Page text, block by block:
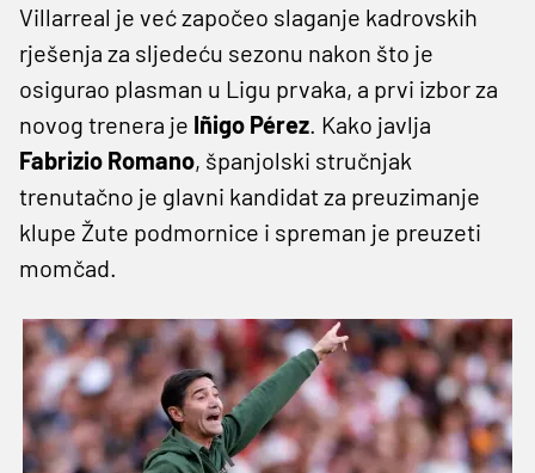
Villarreal je već započeo slaganje kadrovskih
rješenja za sljedeću sezonu nakon što je
osigurao plasman u Ligu prvaka, a prvi izbor za
novog trenera je Iñigo Pérez. Kako javlja
Fabrizio Romano, španjolski stručnjak
trenutačno je glavni kandidat za preuzimanje
klupe Žute podmornice i spreman je preuzeti
momčad.